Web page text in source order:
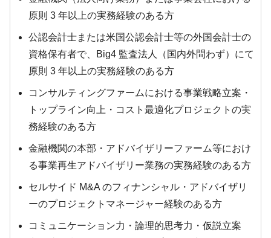
原則 3 年以上の実務経験のある方
公認会計士または米国公認会計士等の外国会計士の
資格保有者で、Big4 監査法人（国内外問わず）にて
原則 3 年以上の実務経験のある方
コンサルティングファームにおける事業戦略立案・
トップライン向上・コスト最適化プロジェクトの実
務経験のある方
金融機関の本部・アドバイザリーファーム等におけ
る事業再生アドバイザリー業務の実務経験のある方
セルサイド M&A のフィナンシャル・アドバイザリ
ーのプロジェクトマネージャー経験のある方
コミュニケーション力・論理的思考力・仮説立案